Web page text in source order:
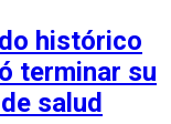
histórico
terminar su
salud